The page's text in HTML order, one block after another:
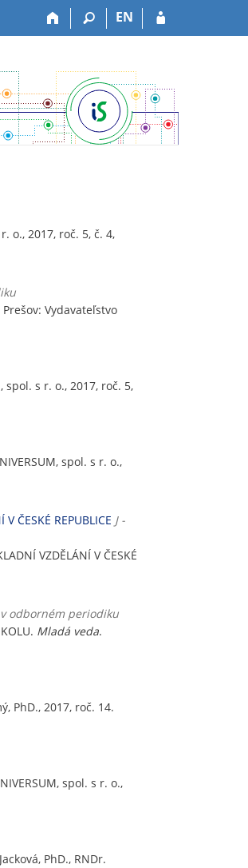
EN
o., 2017, roč. 5, č. 4,
Prešov: Vydavateľstvo
spol. s r. o., 2017, roč. 5,
spol. s r. o.,
ČESKÉ REPUBLICE J -
VZDĚLÁNÍ V ČESKÉ
v odborném periodiku
Mladá veda.
PhD., 2017, roč. 14.
spol. s r. o.,
PhD., RNDr.